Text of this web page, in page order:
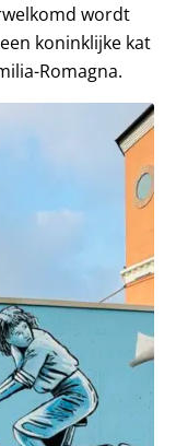
wordt
koninklijke kat
Romagna.